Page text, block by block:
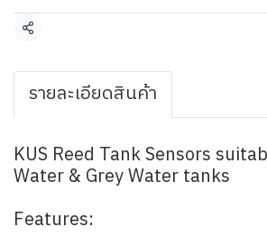
Share
รายละเอียดสินค้า
KUS Reed Tank Sensors
Water & Grey Water tanks
Features: